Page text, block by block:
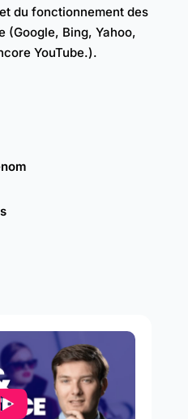
du fonctionnement des
(Google, Bing, Yahoo,
YouTube.).